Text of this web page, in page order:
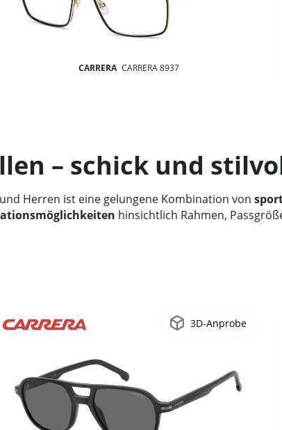
CARRERA CARRERA 8937
– schick und
Herren ist eine gelungene Kombination von
hinsichtlich Rahmen,
3D-Anprobe